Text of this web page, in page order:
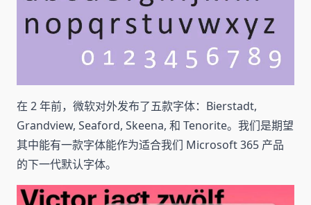
在 2 年前，微软对外发布了五款字体：Bierstadt,
Grandview, Seaford, Skeena, 和 Tenorite。我们是期望
其中能有一款字体能作为适合我们 Microsoft 365 产品
的下一代默认字体。